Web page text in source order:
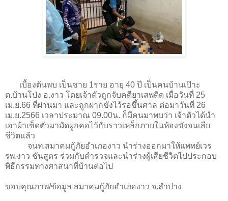
เบื้องต้นพบ เป็นชาย 1ราย อายุ 40 ปี เป็นคนบ้านเป๊าะ
ต.บ้านโป่ง อ.งาว โดยเจ้าตัวถูกจับคดียาเสพติด เมื่อวันที่ 25
เม.ย.66 ที่ผ่านมา และถูกฝากขังไว้รอขึ้นศาล ต่อมาวันที่ 26
เม.ย.2566 เวลาประมาณ 09.00น. ก็มีคนมาพบว่า เจ้าตัวได้นำ
เอาผ้าเช็ดตัวมามัดผูกคอไว้กับราวเหล็กภายในห้องขังจนเสีย
ชีวิตแล้ว
จนท.สมาคมกู้ภัยอำเภองาว นำร่างออกมาให้แพทย์เวร
รพ.งาว ชันสูตร ร่วมกับตำรวจและนำร่างผู้เสียชีวิตไปประกอบ
พิธีกรรมทางศาสนาที่บ้านต่อไป
ขอบคุณภาพ/ข้อมูล สมาคมกู้ภัยอำเภองาว จ.ลำปาง